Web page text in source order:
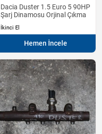
Dacia Duster 1.5 Euro 5 90HP
Şarj Dinamosu Orjinal Çıkma
İkinci El
Hemen İncele